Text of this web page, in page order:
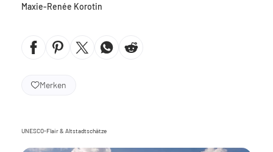
Maxie-Renée Korotin
Merken
UNESCO-Flair & Altstadtschätze